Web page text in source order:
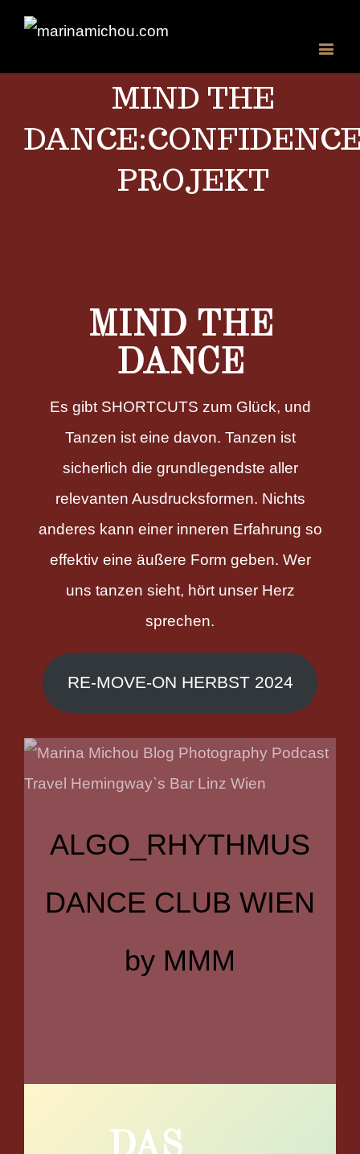
MIND THE
PROJEKT
MIND THE
DANCE
Es gibt SHORTCUTS zum Glück, und
Tanzen ist eine davon. Tanzen ist
sicherlich die grundlegendste aller
relevanten Ausdrucksformen. Nichts
anderes kann einer inneren Erfahrung so
effektiv eine äußere Form geben. Wer
uns tanzen sieht, hört unser Herz
sprechen.
RE-MOVE-ON HERBST 2024
ALGO_RHYTHMUS
DANCE CLUB WIEN
by MMM